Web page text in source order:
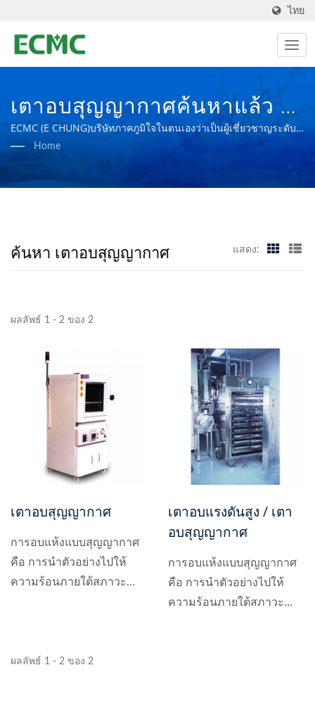
ไทย
เตาอบสุญญากาศค้นหาแล้ว |
ผู้ผลิตอุปกรณ์แปรรูปทาง
เภสัชกรรมและเทคโนโลยี
ชีวภาพตามมาตรฐาน PIC/S
เนอรี่ จำกัด
ECMC (E CHUNG)บริษัทภาคภูมิใจในตนเองว่าเป็นผู้เชี่ยวชาญระดับ
โลกด้านโรงงานผลิตอุปกรณ์เภสัชกรรม โดยมีเป้าหมายในการสร้าง
Home
ค้นหา เตาอบสุญญากาศ แสดง:
ผลลัพธ์ 1 - 2 ของ 2
เตาอบสุญญากาศ
การอบแห้งแบบสุญญากาศ
คือ การนำตัวอย่างไปให้
ความร้อนภายใต้สภาวะ
เตาอบแรงดันสูง / เตา
อบสุญญากาศ
การอบแห้งแบบสุญญากาศ
คือ การนำตัวอย่างไปให้
ความร้อนภายใต้สภาวะ
ผลลัพธ์ 1 - 2 ของ 2